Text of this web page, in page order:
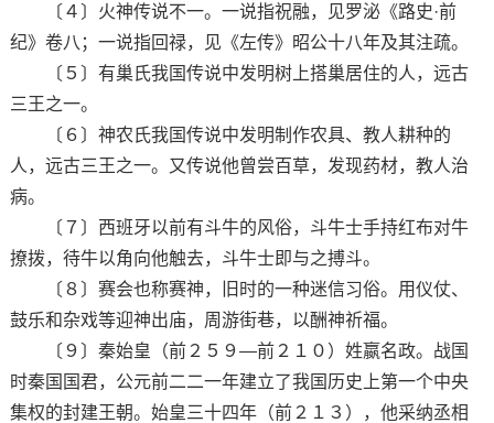
〔４〕火神传说不一。一说指祝融，见罗泌《路史·前
纪》卷八；一说指回禄，见《左传》昭公十八年及其注疏。
〔５〕有巢氏我国传说中发明树上搭巢居住的人，远古
三王之一。
〔６〕神农氏我国传说中发明制作农具、教人耕种的
人，远古三王之一。又传说他曾尝百草，发现药材，教人治
病。
〔７〕西班牙以前有斗牛的风俗，斗牛士手持红布对牛
撩拨，待牛以角向他触去，斗牛士即与之搏斗。
〔８〕赛会也称赛神，旧时的一种迷信习俗。用仪仗、
鼓乐和杂戏等迎神出庙，周游街巷，以酬神祈福。
〔９〕秦始皇（前２５９—前２１０）姓嬴名政。战国
时秦国国君，公元前二二一年建立了我国历史上第一个中央
集权的封建王朝。始皇三十四年（前２１３），他采纳丞相